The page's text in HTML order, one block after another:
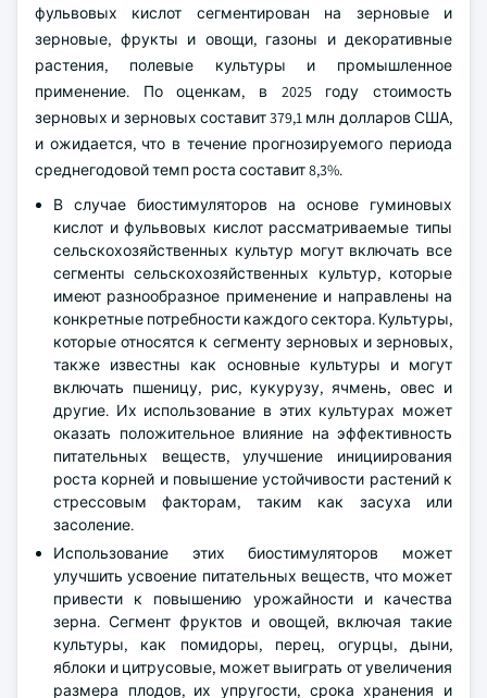
фульвовых кислот сегментирован на зерновые и
зерновые, фрукты и овощи, газоны и декоративные
растения, полевые культуры и промышленное
применение. По оценкам, в 2025 году стоимость
зерновых и зерновых составит 379,1 млн долларов США,
и ожидается, что в течение прогнозируемого периода
среднегодовой темп роста составит 8,3%.
В случае биостимуляторов на основе гуминовых
кислот и фульвовых кислот рассматриваемые типы
сельскохозяйственных культур могут включать все
сегменты сельскохозяйственных культур, которые
имеют разнообразное применение и направлены на
конкретные потребности каждого сектора. Культуры,
которые относятся к сегменту зерновых и зерновых,
также известны как основные культуры и могут
включать пшеницу, рис, кукурузу, ячмень, овес и
другие. Их использование в этих культурах может
оказать положительное влияние на эффективность
питательных веществ, улучшение инициирования
роста корней и повышение устойчивости растений к
стрессовым факторам, таким как засуха или
засоление.
Использование этих биостимуляторов может
улучшить усвоение питательных веществ, что может
привести к повышению урожайности и качества
зерна. Сегмент фруктов и овощей, включая такие
культуры, как помидоры, перец, огурцы, дыни,
яблоки и цитрусовые, может выиграть от увеличения
размера плодов, их упругости, срока хранения и